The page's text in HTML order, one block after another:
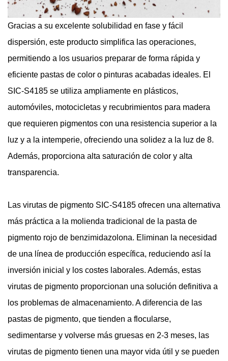
Gracias a su excelente solubilidad en fase y fácil
dispersión, este producto simplifica las operaciones,
permitiendo a los usuarios preparar de forma rápida y
eficiente pastas de color o pinturas acabadas ideales. El
SIC-S4185 se utiliza ampliamente en plásticos,
automóviles, motocicletas y recubrimientos para madera
que requieren pigmentos con una resistencia superior a la
luz y a la intemperie, ofreciendo una solidez a la luz de 8.
Además, proporciona alta saturación de color y alta
transparencia.
Las virutas de pigmento SIC-S4185 ofrecen una alternativa
más práctica a la molienda tradicional de la pasta de
pigmento rojo de benzimidazolona. Eliminan la necesidad
de una línea de producción específica, reduciendo así la
inversión inicial y los costes laborales. Además, estas
virutas de pigmento proporcionan una solución definitiva a
los problemas de almacenamiento. A diferencia de las
pastas de pigmento, que tienden a flocularse,
sedimentarse y volverse más gruesas en 2-3 meses, las
virutas de pigmento tienen una mayor vida útil y se pueden